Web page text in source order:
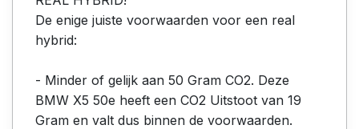
De enige juiste voorwaarden voor een real
hybrid:
- Minder of gelijk aan 50 Gram CO2. Deze
BMW X5 50e heeft een CO2 Uitstoot van 19
Gram en valt dus binnen de voorwaarden.